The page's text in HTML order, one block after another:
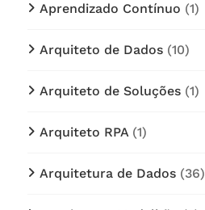
Aprendizado Contínuo (1)
Arquiteto de Dados (10)
Arquiteto de Soluções (1)
Arquiteto RPA(1)
Arquitetura de Dados (36)